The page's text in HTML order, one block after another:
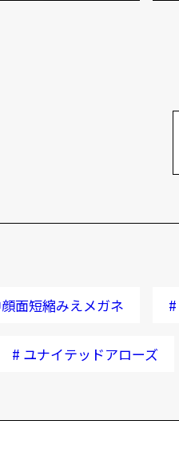
面短縮みえメガネ #
# ユナイテッドアローズ